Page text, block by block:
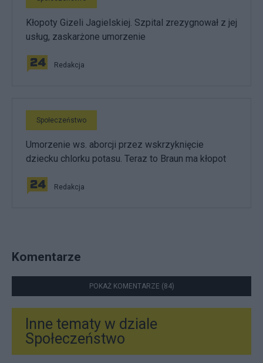
Kłopoty Gizeli Jagielskiej. Szpital zrezygnował z jej
usług, zaskarżone umorzenie
Redakcja
Społeczeństwo
Umorzenie ws. aborcji przez wskrzyknięcie
dziecku chlorku potasu. Teraz to Braun ma kłopot
Redakcja
Komentarze
POKAŻ KOMENTARZE (84)
Inne tematy w dziale
Społeczeństwo